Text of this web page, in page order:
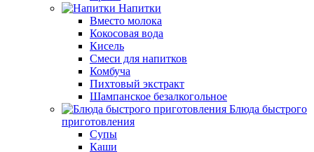
Напитки
Вместо молока
Кокосовая вода
Кисель
Смеси для напитков
Комбуча
Пихтовый экстракт
Шампанское безалкогольное
Блюда быстрого
приготовления
Супы
Каши